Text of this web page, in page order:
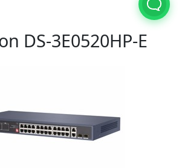
DS-3E0520HP-E